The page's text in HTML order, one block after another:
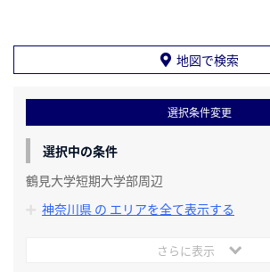
地図で検索
選択条件変更
選択中の条件
鶴見大学短期大学部周辺
神奈川県 の エリアを全て表示する
さらに表示